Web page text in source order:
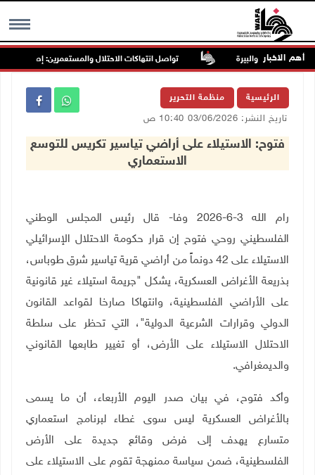
MENU أهم الاخبار تواصل انتهاكات الاحتلال والمستعمرين: إصابات
الرئيسية منظمة التحرير
تاريخ النشر: 03/06/2026 10:40 ص
فتوح: الاستيلاء على أراضي تياسير تكريس للتوسع
الاستعماري
رام الله 3-6-2026 وفا- قال رئيس المجلس الوطني
الفلسطيني روحي فتوح إن قرار حكومة الاحتلال الإسرائيلي
الاستيلاء على 42 دونماً من أراضي قرية تياسير شرق طوباس،
بذريعة الأغراض العسكرية، يشكل "جريمة استيلاء غير قانونية
على الأراضي الفلسطينية، وانتهاكا صارخا لقواعد القانون
الدولي وقرارات الشرعية الدولية"، التي تحظر على سلطة
الاحتلال الاستيلاء على الأرض، أو تغيير طابعها القانوني
والديمغرافي.
وأكد فتوح، في بيان صدر اليوم الأربعاء، أن ما يسمى
بالأغراض العسكرية ليس سوى غطاء لبرنامج استعماري
متسارع يهدف إلى فرض وقائع جديدة على الأرض
الفلسطينية، ضمن سياسة ممنهجة تقوم على الاستيلاء على